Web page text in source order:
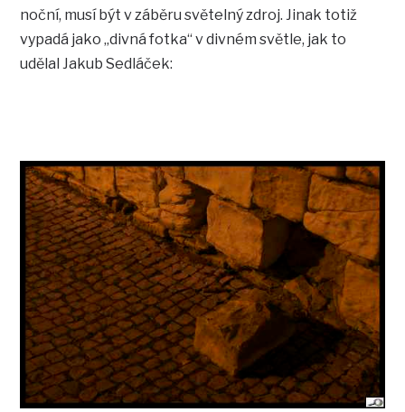
noční, musí být v záběru světelný zdroj. Jinak totiž
vypadá jako „divná fotka“ v divném světle, jak to
udělal Jakub Sedláček: